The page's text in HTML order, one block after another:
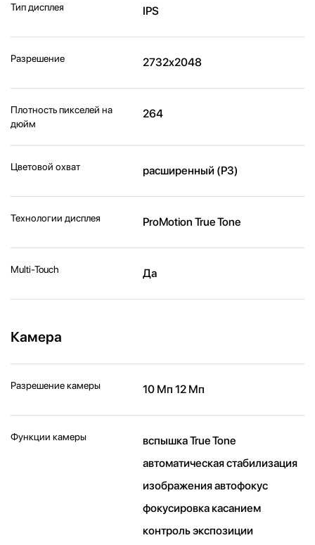
Тип дисплея IPS
Разрешение 2732x2048
Плотность пикселей на
дюйм
264
Цветовой охват расширенный (P3)
Технологии дисплея ProMotion True Tone
Multi-Touch Да
Камера
Разрешение камеры 10 Мп 12 Мп
Функции камеры
вспышка True Tone
автоматическая стабилизация
изображения автофокус
фокусировка касанием
контроль экспозиции